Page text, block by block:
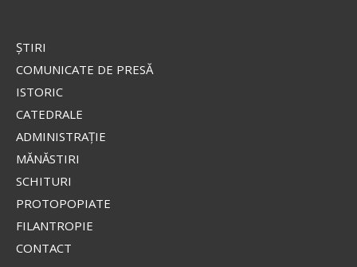
ŞTIRI
COMUNICATE DE PRESĂ
ISTORIC
CATEDRALE
ADMINISTRAŢIE
MĂNĂSTIRI
SCHITURI
PROTOPOPIATE
FILANTROPIE
CONTACT